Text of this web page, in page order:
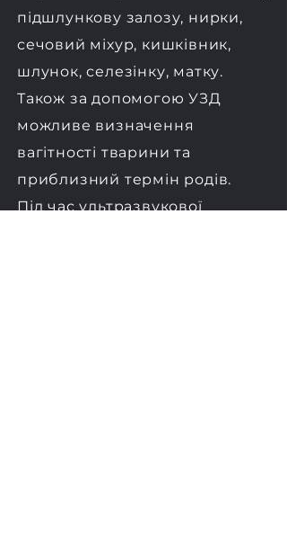
підшлункову залозу, нирки,
сечовий міхур, кишківник,
шлунок, селезінку, матку.
Також за допомогою УЗД
можливе визначення
вагітності тварини та
приблизний термін родів.
Під час ультразвукової